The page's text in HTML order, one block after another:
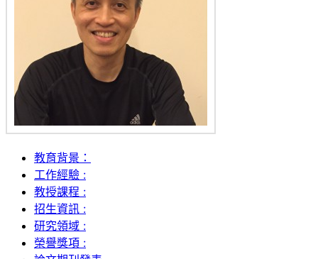
教育背景：
工作經驗 :
教授課程 :
招生資訊 :
研究領域 :
榮譽獎項 :